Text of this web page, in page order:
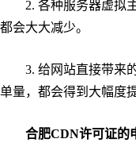
2. 各种服务器虚拟主
都会大大减少。
3. 给网站直接带来的
单量，都会得到大幅度提
合肥CDN许可证的